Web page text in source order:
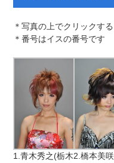
＊写真の上でクリックす
＊番号はイスの番号です
1.青木秀之(栃木2.橋本美